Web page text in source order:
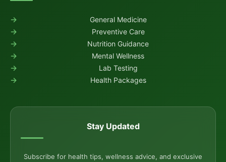
General Medicine
Preventive Care
Nutrition Guidance
Mental Wellness
Lab Testing
Health Packages
Stay Updated
Subscribe for health tips, wellness advice, and exclusive